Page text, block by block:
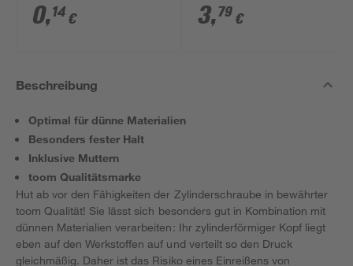
0,14 €
84 8 Stück
3,79 €
Beschreibung
Optimal für dünne Materialien
Besonders fester Halt
Inklusive Muttern
toom Qualitätsmarke
Hut ab vor den Fähigkeiten der Zylinderschraube in bewährter
toom Qualität! Sie lässt sich besonders gut in Kombination mit
dünnen Materialien verarbeiten: Ihr zylinderförmiger Kopf liegt
eben auf den Werkstoffen auf und verteilt so den Druck
gleichmäßig. Daher ist das Risiko eines Einreißens von